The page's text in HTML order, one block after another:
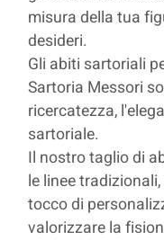
misura della tua
desideri.
Gli abiti sartoriali
Sartoria Messori
ricercatezza,
sartoriale.
Il nostro taglio di
le linee
tocco di
valorizzare la